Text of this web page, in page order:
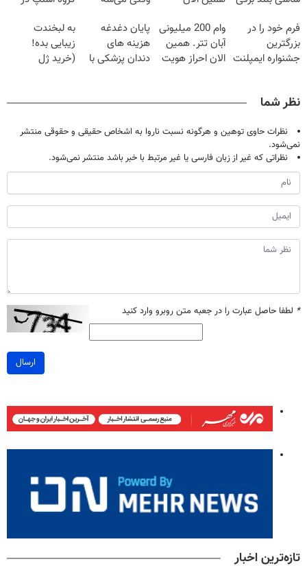
انقلاب
۲۵ میلیون
تومان!!!
درمانش کرد؟؟؟؟
فرم خود را در
بزرگترین
جشنواره ایمپلنت
وام 200 میلیونی
آبان تتر. همین
الان احراز هویت
پایان دغدغه
هزینه های
دندان پزشکی با
به لبخندت
زیبایی بده!
(خرید ژل
با40%تخفیف)
نظر شما
نظرات حاوی توهین و هرگونه نسبت ناروا به اشخاص حقیقی و حقوقی منتشر
نمی‌شود.
نظراتی که غیر از زبان فارسی یا غیر مرتبط با خبر باشد منتشر نمی‌شود.
* لطفا حاصل عبارت را در جعبه متن روبرو وارد کنید
ارسال
تازه‌ترین اخبار